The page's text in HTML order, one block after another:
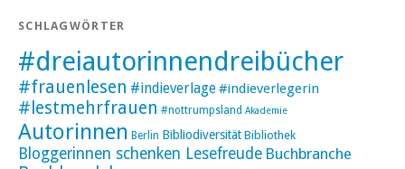
SCHLAGWÖRTER
#dreiautorinnendreibücher
#frauenlesen #indieverlage#indieverlegerin
#lestmehrfrauen #nottrumpsland Akademie
Autorinnen Berlin Bibliodiversität Bibliothek
Bloggerinnen schenken Lesefreude Buchbranche